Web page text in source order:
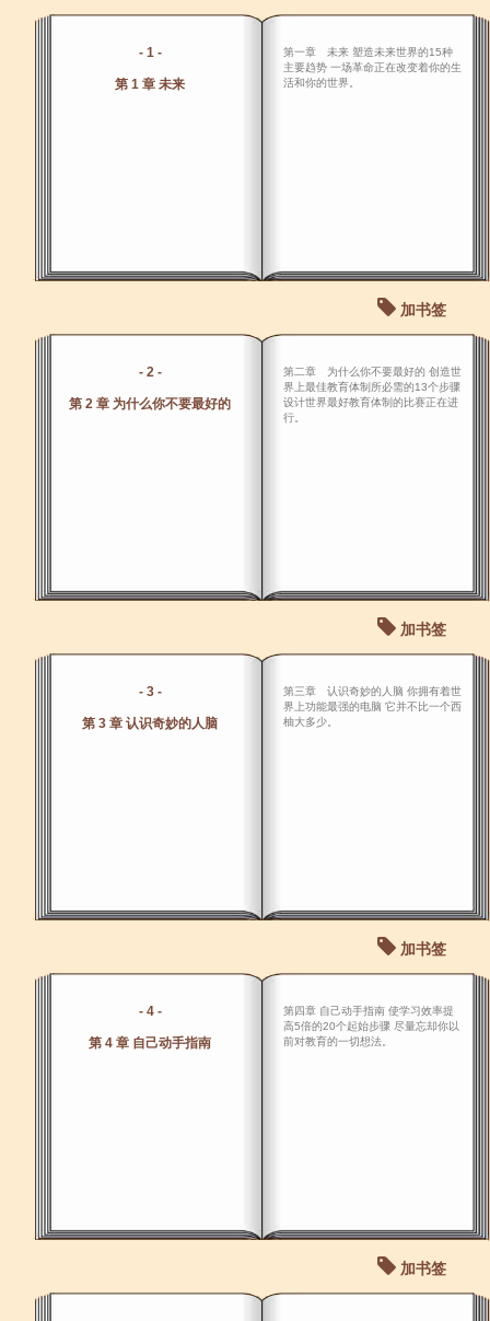
- 1 -
第 1 章 未来
第一章 未来 塑造未来世界的15种
主要趋势 一场革命正在改变着你的生
活和你的世界。
加书签
- 2 -
第 2 章 为什么你不要最好的
第二章 为什么你不要最好的 创造世
界上最佳教育体制所必需的13个步骤
设计世界最好教育体制的比赛正在进
行。
加书签
- 3 -
第 3 章 认识奇妙的人脑
第三章 认识奇妙的人脑 你拥有着世
界上功能最强的电脑 它并不比一个西
柚大多少。
加书签
- 4 -
第 4 章 自己动手指南
第四章 自己动手指南 使学习效率提
高5倍的20个起始步骤 尽量忘却你以
前对教育的一切想法。
加书签